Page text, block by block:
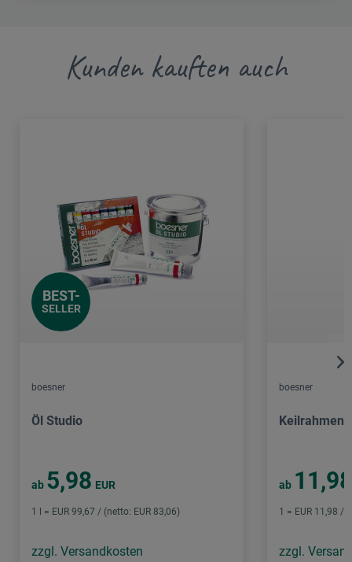
Kunden kauften auch
BEST-
SELLER
boesner
Öl Studio
ab 5,98 EUR
1 l = EUR 99,67 / (netto: EUR 83,06)
zzgl. Versandkosten
boesner
Keilrahmen
ab 11,98
1 = EUR 11,98 /
zzgl.